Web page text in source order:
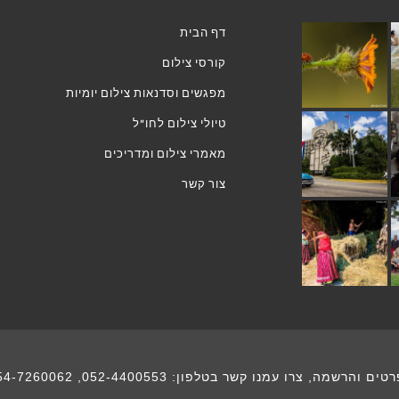
דף הבית
קורסי צילום
מפגשים וסדנאות צילום יומיות
טיולי צילום לחו"ל
מאמרי צילום ומדריכים
צור קשר
והרשמה, צרו עמנו קשר בטלפון: 052-4400553
7260062